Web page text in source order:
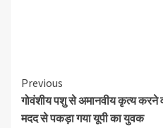
Continue
Reading
Previous
गोवंशीय पशु से अमानवीय कृत्य करने
मदद से पकड़ा गया यूपी का युवक